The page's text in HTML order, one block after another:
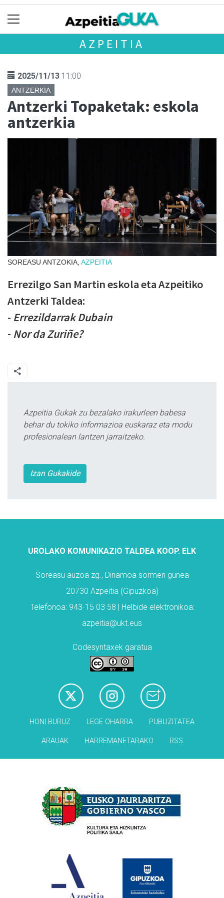
AZPEITIA
2025/11/13 11:00
ANTZERKIA
Antzerki Topaketak: eskola
antzerkia
SOREASU ANTZOKIA, AZPEITIA
Errezilgo San Martin eskola eta Azpeitiko
Antzerki Taldea:
- Errezildarrak Dubain
- Nor da Zuriñe?
Azpeitia Gukak zu bezalako irakurleen babesa
behar du tokiko informazioa euskaraz eta modu
profesionalean lantzen jarraitzeko.
Izan Gukakide
UROLAKO KOMUNIKAZIO TALDEA KOOP. ELK
Soreasu auzoa zg., Dinamoa sormen gunea
20730 Azpeitia (Gipuzkoa)
Telefonoa: 943-15 03 58 | Helbide elektronikoa:
azpeitia@ukt.eus
Codesyntaxek garatua
HONI BURUZ LEGE OHARRA PUBLIZITATEA
ARAUAK HARREMANETARAKO RSS